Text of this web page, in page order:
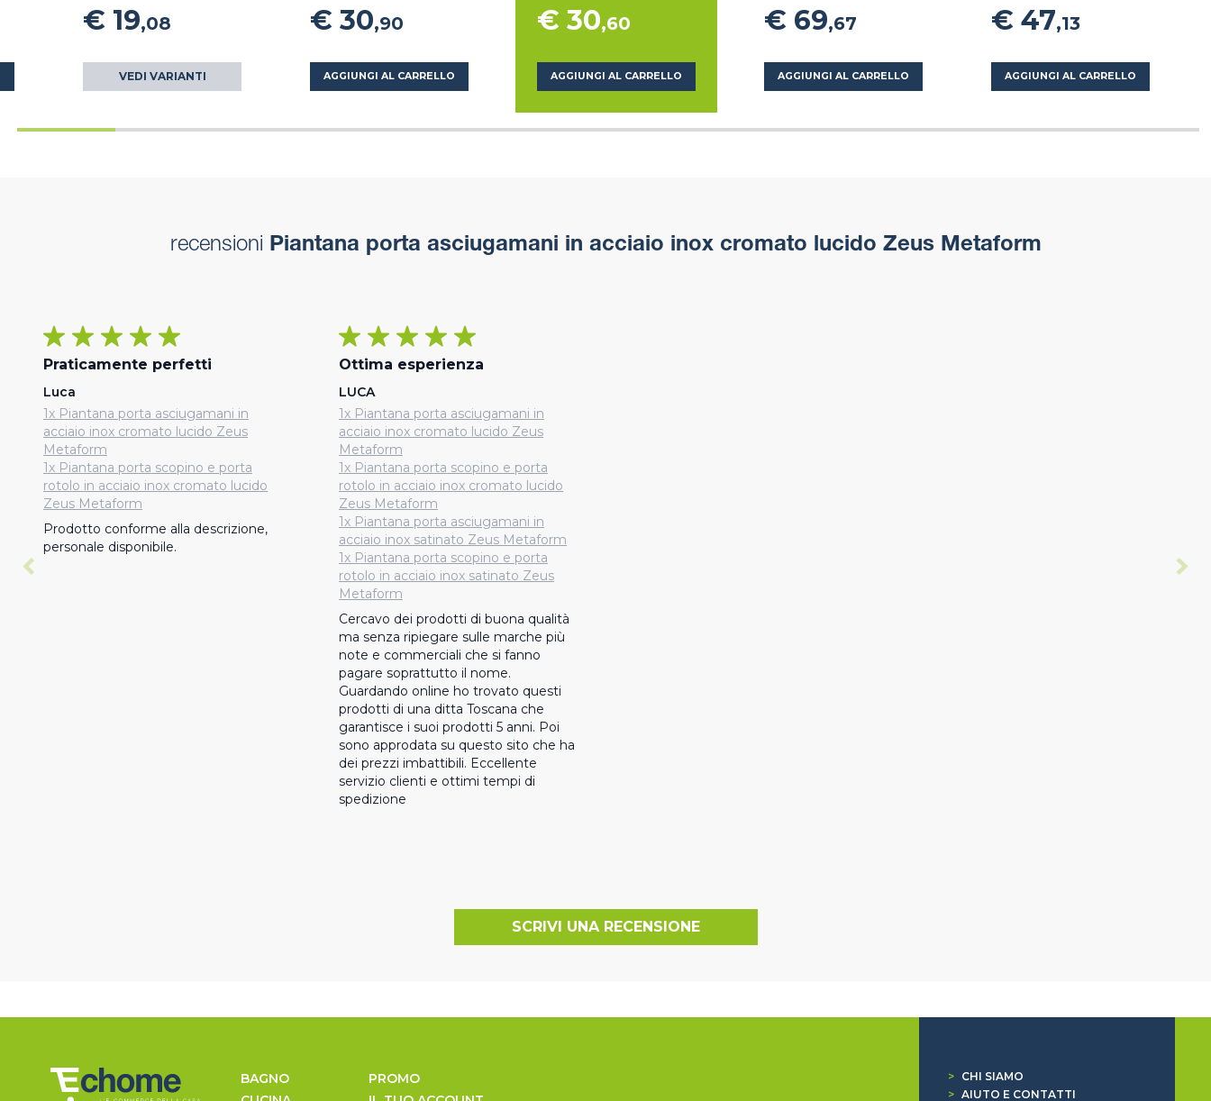
€ 19,08
VEDI VARIANTI
€ 30,90
AGGIUNGI AL CARRELLO
€ 30,60
AGGIUNGI AL CARRELLO
€ 69,67
AGGIUNGI AL CARRELLO
€ 47,13
AGGIUNGI AL CARRELLO
recensioni Piantana porta asciugamani in acciaio inox cromato lucido Zeus Metaform
Praticamente perfetti
Luca
1x Piantana porta asciugamani in
acciaio inox cromato lucido Zeus
Metaform
1x Piantana porta scopino e porta
rotolo in acciaio inox cromato lucido
Zeus Metaform
Prodotto conforme alla descrizione,
personale disponibile.
Ottima esperienza
LUCA
1x Piantana porta asciugamani in
acciaio inox cromato lucido Zeus
Metaform
1x Piantana porta scopino e porta
rotolo in acciaio inox cromato lucido
Zeus Metaform
1x Piantana porta asciugamani in
acciaio inox satinato Zeus Metaform
1x Piantana porta scopino e porta
rotolo in acciaio inox satinato Zeus
Metaform
Cercavo dei prodotti di buona qualità
ma senza ripiegare sulle marche più
note e commerciali che si fanno
pagare soprattutto il nome.
Guardando online ho trovato questi
prodotti di una ditta Toscana che
garantisce i suoi prodotti 5 anni. Poi
sono approdata su questo sito che ha
dei prezzi imbattibili. Eccellente
servizio clienti e ottimi tempi di
spedizione
SCRIVI UNA RECENSIONE
BAGNO
PROMO
>
CHI SIAMO
> AIUTO E CONTATTI